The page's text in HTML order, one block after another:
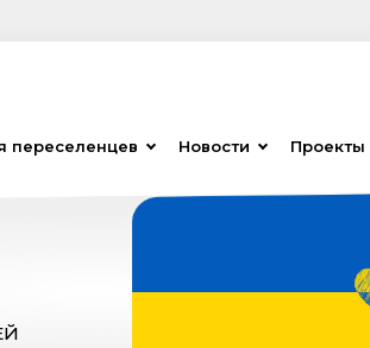
переселенцев Новости Проекты